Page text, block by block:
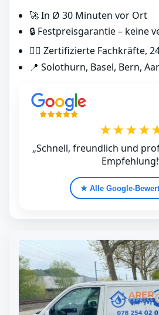
🚀 In Ø 30 Minuten vor Ort
🔒 Festpreisgarantie – keine
👷‍♂️ Zertifizierte Fachkräfte,
📍 Solothurn, Basel, Bern,
„Schnell, freundlich und
★ Alle